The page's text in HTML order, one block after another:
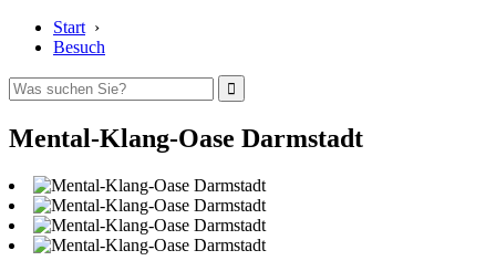
Start ›
Besuch
Mental-Klang-Oase Darmstadt